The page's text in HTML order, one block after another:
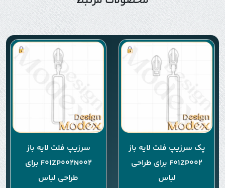
پک سرزیپ فلت لایه باز
F01ZP002 برای طراحی
لباس
سرزیپ فلت لایه باز
F01ZP002N002 برای
طراحی لباس